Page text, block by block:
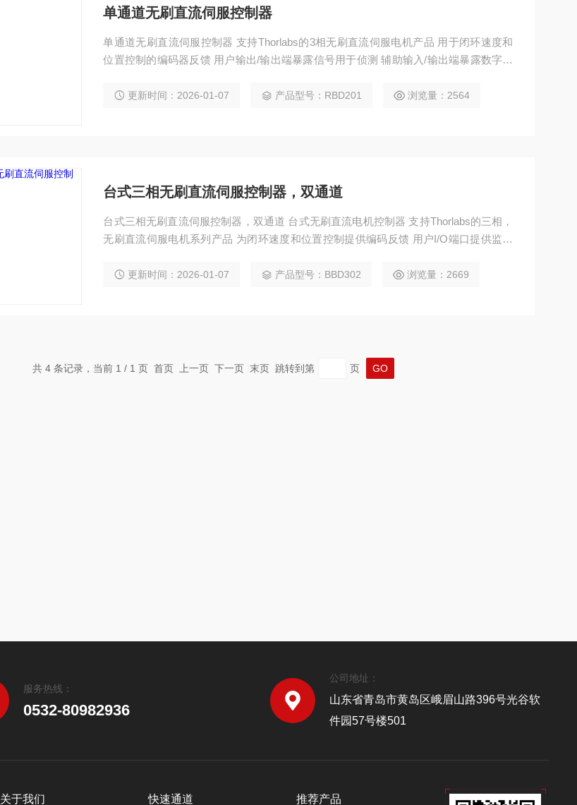
单通道无刷直流伺服控制器
单通道无刷直流伺服控制器 支持Thorlabs的3相无刷直流伺服电机产品 用于闭环速度和
位置控制的编码器反馈 用户输出/输出端暴露信号用于侦测 辅助输入/输出端暴露数字输
更新时间：2026-01-07 产品型号：RBD201 浏览量：2564
台式三相无刷直流伺服控制器，双通道
台式三相无刷直流伺服控制器，双通道 台式无刷直流电机控制器 支持Thorlabs的三相，
无刷直流伺服电机系列产品 为闭环速度和位置控制提供编码反馈 用户I/O端口提供监测
更新时间：2026-01-07 产品型号：BBD302 浏览量：2669
共 4 条记录，当前 1 / 1 页 首页 上一页 下一页 末页 跳转到第 页
服务热线：
0532-80982936
公司地址：
山东省青岛市黄岛区峨眉山路396号光谷软
件园57号楼501
关于我们 快速通道 推荐产品